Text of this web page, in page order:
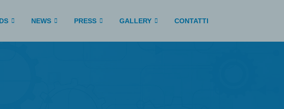
NEWS PRESS GALLERY CONTATTI